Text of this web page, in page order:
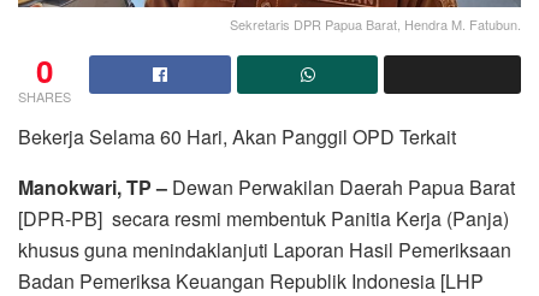
Sekretaris DPR Papua Barat, Hendra M. Fatubun.
0
SHARES
Bekerja Selama 60 Hari, Akan Panggil OPD Terkait
Manokwari, TP – Dewan Perwakilan Daerah Papua Barat
[DPR-PB] secara resmi membentuk Panitia Kerja (Panja)
khusus guna menindaklanjuti Laporan Hasil Pemeriksaan
Badan Pemeriksa Keuangan Republik Indonesia [LHP